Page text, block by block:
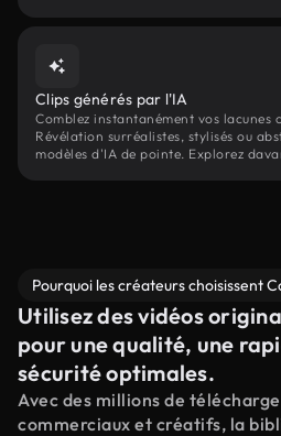
Clips générés par l'IA
Comblez instantanément vos lacunes
Révélation surréalistes, stylisés ou
modèles d'IA de pointe. Explorez
Pourquoi les créateurs choisissent
Utilisez des vidéos
pour une qualité, une
sécurité optimales.
Avec des millions de
commerciaux et créatifs, la